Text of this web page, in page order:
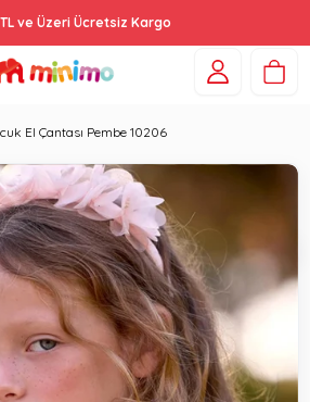
ve Üzeri Ücretsiz Kargo
El Çantası Pembe 10206